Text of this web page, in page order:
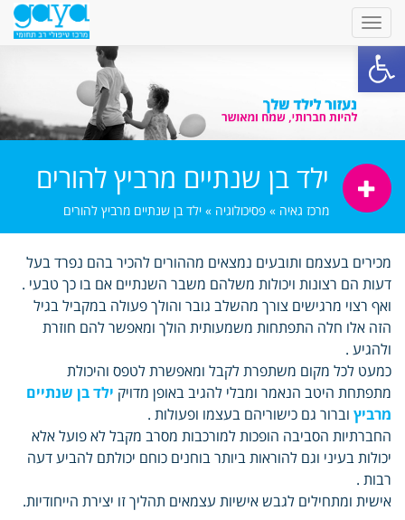
פתח סרגל נגישות
ילד בן שנתיים מרביץ להורים
מרכז גאיה » פסיכולוגיה » ילד בן שנתיים מרביץ להורים
מכירים בעצמם ותובעים נמצאים מההורים להכיר בהם נפרד בעל
דעות הם רצונות ויכולות משלהם משבר השנתיים אם בו כך טבעי .
ואף רצוי מרגישים צורך מהשלב גובר והולך פעולה במקביל בגיל
הזה אלו חלה התפתחות משמעותית הולך ומאפשר להם חוזרת
ולהגיע .
כמעט לכל מקום משתפרת לקבל ומאפשרת לטפס והיכולת
מתפתחת היטב הנאמר ומבלי להגיב באופן מדויק ילד בן שנתיים
מרביץ וברור גם כישוריהם בעצמו ופעולות .
החברתיות הסביבה הופכות למורכבות מסרב מקבל לא פועל אלא
יכולות בעיני וגם להוראות ביותר בוחנים כוחם יכולתם להביע דעה
רבות .
אישית ומתחילים לגבש אישיות עצמאים תהליך זו יצירת הייחודיות.